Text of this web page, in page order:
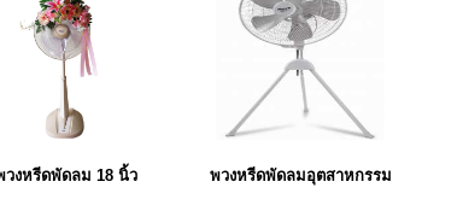
วงหรีดพัดลม 18 นิ้ว พวงหรีดพัดลมอุตสาหกรรม